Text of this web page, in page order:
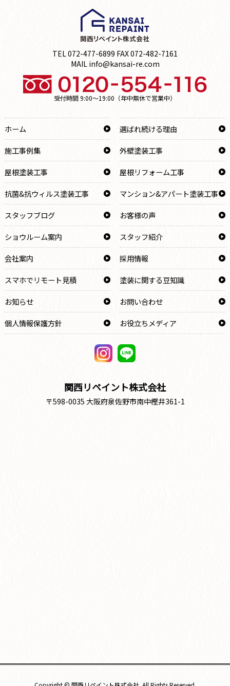
TEL 072-477-6899 FAX 072-482-7161
MAIL info@kansai-re.com
受付時間 9:00～19:00（年中無休で営業中）
ホーム
選ばれ続ける理由
施工事例集
外壁塗装工事
屋根塗装工事
屋根リフォーム工事
抗菌&抗ウィルス塗装工事
マンション&アパート塗装工事
スタッフブログ
お客様の声
ショウルーム案内
スタッフ紹介
会社案内
採用情報
スマホでリモート見積
塗装に関する豆知識
お知らせ
お問い合わせ
個人情報保護方針
お役立ちメディア
関西リペイント株式会社
〒598-0035 大阪府泉佐野市南中樫井361-1